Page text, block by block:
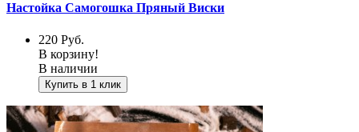
Настойка Самогошка Пряный Виски
220 Руб.
В корзину!
В наличии
Купить в 1 клик